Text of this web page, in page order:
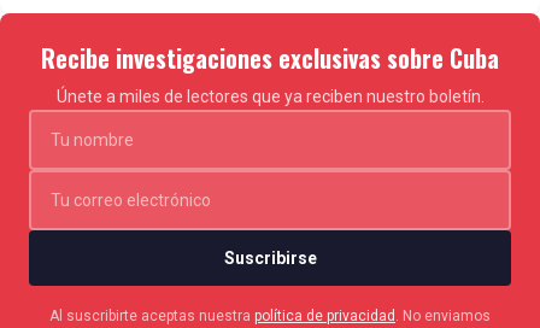
Recibe investigaciones exclusivas sobre Cuba
Únete a miles de lectores que ya reciben nuestro boletín.
Suscribirse
Al suscribirte aceptas nuestra política de privacidad
. No enviamos